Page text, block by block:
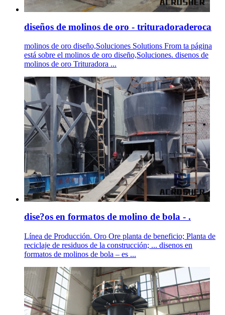
diseños de molinos de oro - trituradoraderoca
molinos de oro diseño,Soluciones Solutions From ta página
está sobre el molinos de oro diseño,Soluciones. disenos de
molinos de oro Trituradora ...
dise?os en formatos de molino de bola - .
Línea de Producción. Oro Ore planta de beneficio; Planta de
reciclaje de residuos de la construcción; ... disenos en
formatos de molinos de bola – es ...